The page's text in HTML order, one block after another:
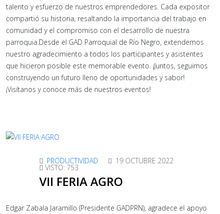
talento y esfuerzo de nuestros emprendedores. Cada expositor
compartió su historia, resaltando la importancia del trabajo en
comunidad y el compromiso con el desarrollo de nuestra
parroquia.Desde el GAD Parroquial de Río Negro, extendemos
nuestro agradecimiento a todos los participantes y asistentes
que hicieron posible este memorable evento. ¡Juntos, seguimos
construyendo un futuro lleno de oportunidades y sabor!
¡Visítanos y conoce más de nuestros eventos!
PRODUCTIVIDAD 19 OCTUBRE 2022
VISTO: 753
VII FERIA AGRO
Edgar Zabala Jaramillo (Presidente GADPRN), agradece el apoyo